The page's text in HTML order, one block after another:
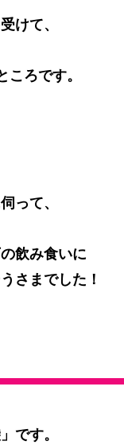
けて、
ろです。
って、
飲み食いに
さまでした！
です。